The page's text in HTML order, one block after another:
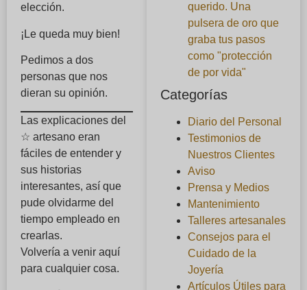
elección.
¡Le queda muy bien!
Pedimos a dos
personas que nos
dieran su opinión.
Las explicaciones del
☆ artesano eran
fáciles de entender y
sus historias
interesantes, así que
pude olvidarme del
tiempo empleado en
crearlas.
Volvería a venir aquí
para cualquier cosa.
querido. Una
pulsera de oro que
graba tus pasos
como "protección
de por vida"
Categorías
Diario del Personal
Testimonios de
Nuestros Clientes
Aviso
Prensa y Medios
Mantenimiento
Talleres artesanales
Consejos para el
Cuidado de la
Joyería
Artículos Útiles para